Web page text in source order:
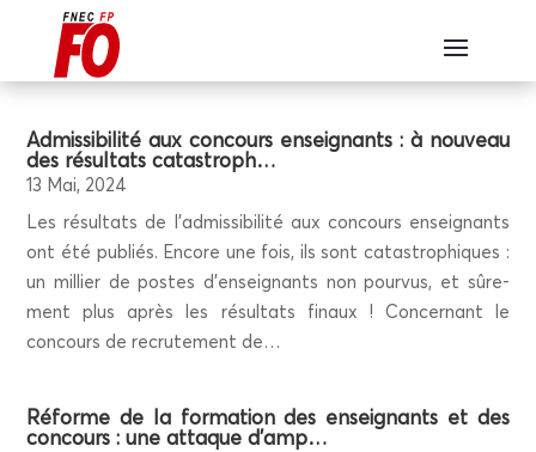
Admis­si­bi­li­té aux concours ensei­gnants : à nou­veau
des résul­tats catastroph…
13 Mai, 2024
Les résul­tats de l’admissibilité aux concours ensei­gnants
ont été publiés. Encore une fois, ils sont catas­tro­phiques :
un mil­lier de postes d’enseignants non pour­vus, et sûre­
ment plus après les résul­tats finaux ! Concer­nant le
concours de recru­te­ment de…
Réforme de la for­ma­tion des ensei­gnants et des
concours : une attaque d’amp…